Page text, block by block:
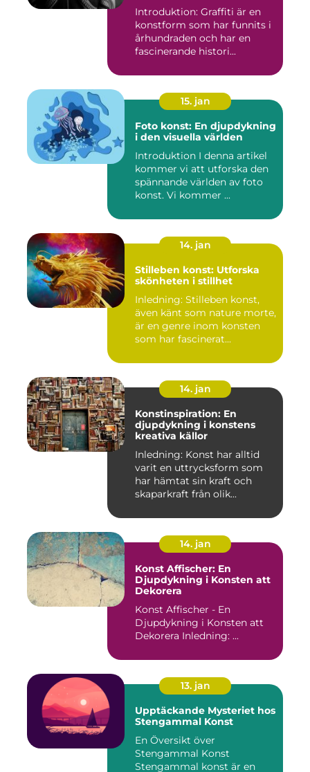
Introduktion: Graffiti är en
konstform som har funnits i
århundraden och har en
fascinerande histori...
15. jan
Foto konst: En djupdykning
i den visuella världen
Introduktion I denna artikel
kommer vi att utforska den
spännande världen av foto
konst. Vi kommer ...
14. jan
Stilleben konst: Utforska
skönheten i stillhet
Inledning: Stilleben konst,
även känt som nature morte,
är en genre inom konsten
som har fascinerat...
14. jan
Konstinspiration: En
djupdykning i konstens
kreativa källor
Inledning: Konst har alltid
varit en uttrycksform som
har hämtat sin kraft och
skaparkraft från olik...
14. jan
Konst Affischer: En
Djupdykning i Konsten att
Dekorera
Konst Affischer - En
Djupdykning i Konsten att
Dekorera Inledning: ...
13. jan
Upptäckande Mysteriet hos
Stengammal Konst
En Översikt över
Stengammal Konst
Stengammal konst är en